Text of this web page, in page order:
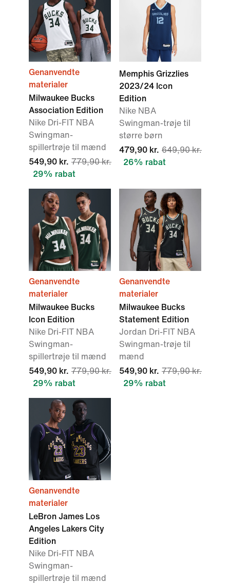
Genanvendte
materialer
Milwaukee Bucks
Association Edition
Nike Dri-FIT NBA
Swingman-
spillertrøje til mænd
549,90 kr. 779,90 kr.
29% rabat
Memphis Grizzlies
2023/24 Icon
Edition
Nike NBA
Swingman-trøje til
større børn
479,90 kr. 649,90 kr.
26% rabat
Genanvendte
materialer
Milwaukee Bucks
Icon Edition
Nike Dri-FIT NBA
Swingman-
spillertrøje til mænd
549,90 kr. 779,90 kr.
29% rabat
Genanvendte
materialer
Milwaukee Bucks
Statement Edition
Jordan Dri-FIT NBA
Swingman-trøje til
mænd
549,90 kr. 779,90 kr.
29% rabat
Genanvendte
materialer
LeBron James Los
Angeles Lakers City
Edition
Nike Dri-FIT NBA
Swingman-
spillertrøje til mænd